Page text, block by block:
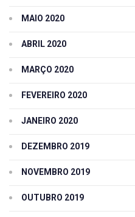
MAIO 2020
ABRIL 2020
MARÇO 2020
FEVEREIRO 2020
JANEIRO 2020
DEZEMBRO 2019
NOVEMBRO 2019
OUTUBRO 2019